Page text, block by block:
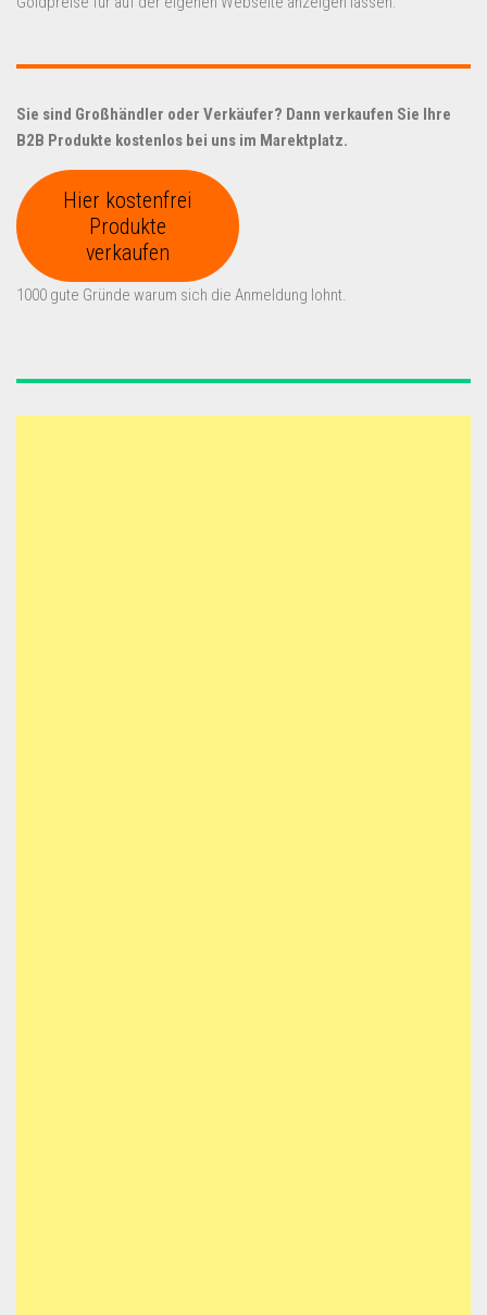
Sie sind Großhändler oder Verkäufer? Dann verkaufen Sie Ihre
B2B Produkte kostenlos bei uns im Marektplatz.
Hier kostenfrei
Produkte
verkaufen
1000 gute Gründe warum sich die Anmeldung lohnt.